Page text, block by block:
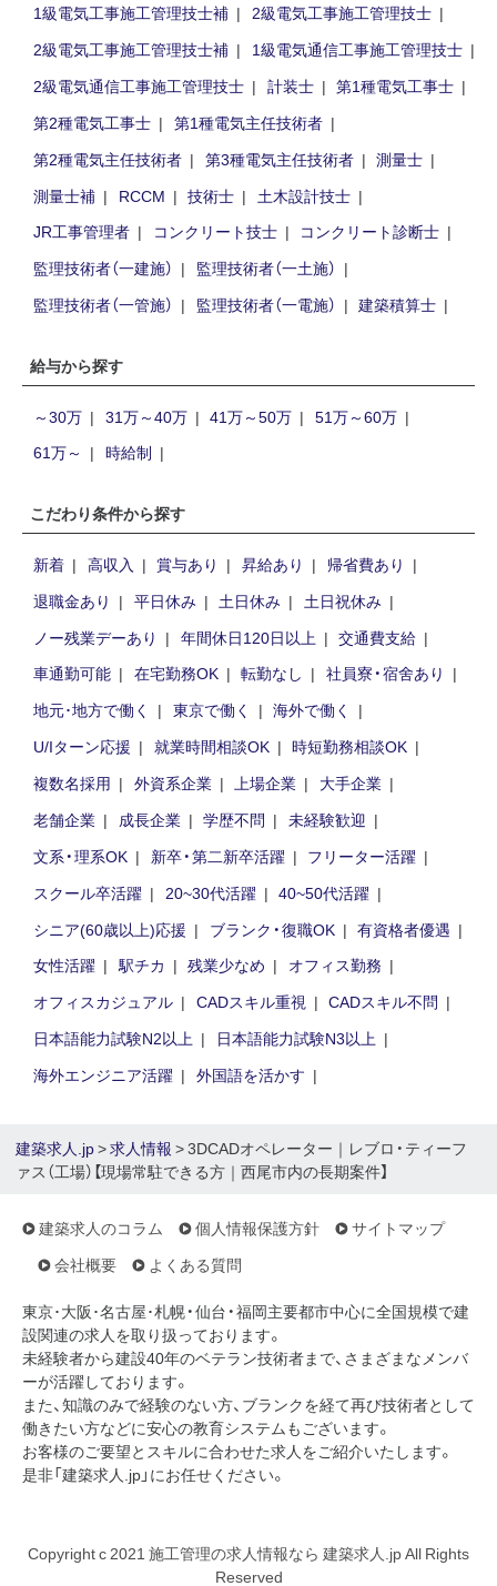
1級電気工事施工管理技士補
2級電気工事施工管理技士
2級電気工事施工管理技士補
1級電気通信工事施工管理技士
2級電気通信工事施工管理技士
計装士
第1種電気工事士
第2種電気工事士
第1種電気主任技術者
第2種電気主任技術者
第3種電気主任技術者
測量士
測量士補
RCCM 技術士
土木設計技士
JR工事管理者
コンクリート技士
コンクリート診断士
監理技術者（一建施）
監理技術者（一土施）
監理技術者（一管施）
監理技術者（一電施） 建築積算士
給与から探す
～30万 31万～40万 41万～50万
51万～60万
61万～
時給制
こだわり条件から探す
新着 高収入 賞与あり 昇給あり
帰省費あり
退職金あり
平日休み 土日休み
土日祝休み
ノー残業デーあり
年間休日120日以上
交通費支給
車通勤可能
在宅勤務OK 転勤なし
社員寮・宿舍あり
地元･地方で働く
東京で働く
海外で働く
U/Iターン応援
就業時間相談OK
時短勤務相談OK
複数名採用
外資系企業 上場企業
大手企業
老舗企業
成長企業 学歴不問
未経験歓迎
文系・理系OK
新卒・第二新卒活躍
フリーター活躍
スクール卒活躍
20~30代活躍
40~50代活躍
シニア(60歳以上)応援
ブランク・復職OK
有資格者優遇
女性活躍
駅チカ 残業少なめ
オフィス勤務
オフィスカジュアル
CADスキル重視
CADスキル不問
日本語能力試験N2以上
日本語能力試験N3以上
海外エンジニア活躍
外国語を活かす
建築求人.jp>求人情報 > 3DCADオペレーター｜レブロ・ティーフ
ァス（工場）【現場常駐できる方｜西尾市内の長期案件】
建築求人のコラム 個人情報保護方針
サイトマップ
会社概要
よくある質問
東京･大阪･名古屋･札幌・仙台・福岡主要都市中心に全国規模で建
設関連の求人を取り扱っております。
未経験者から建設40年のベテラン技術者まで、さまざまなメンバ
ーが活躍しております。
また、知識のみで経験のない方、ブランクを経て再び技術者として
働きたい方などに安心の教育システムもございます。
お客様のご要望とスキルに合わせた求人をご紹介いたします。
是非「建築求人.jp」にお任せください。
Copyright c 2021 施工管理の求人情報なら 建築求人.jp All Rights
Reserved